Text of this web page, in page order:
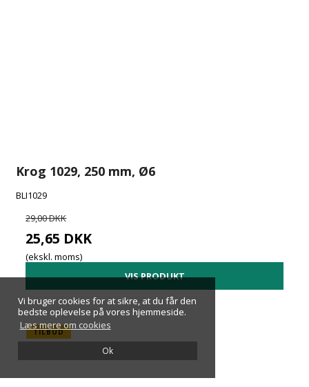
Vi bruger cookies for at sikre, at du får den
bedste oplevelse på vores hjemmeside.
Læs mere om cookies
Ok
Vi bruger cookies for at sikre, at du får den
bedste oplevelse på vores hjemmeside.
Læs mere om cookies
Ok
Krog 1029, 250 mm, Ø6
BLI1029
29,00 DKK
25,65 DKK
(ekskl. moms)
VIS PRODUKT
TILBUD